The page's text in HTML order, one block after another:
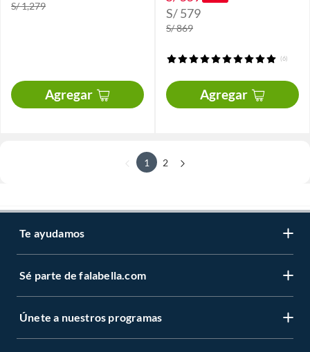
S/ 1,279
Agregar
S/ 579
S/ 869
(6)
Agregar
1 2
Te ayudamos
Sé parte de falabella.com
Únete a nuestros programas